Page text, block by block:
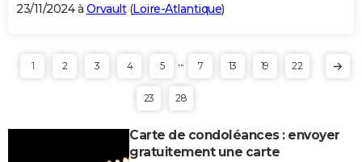
23/11/2024 à Orvault(Loire-Atlantique)
1 2 3 4 5 ... 7 13 19 22
23 28
Carte de condoléances : envoyer
gratuitement une carte